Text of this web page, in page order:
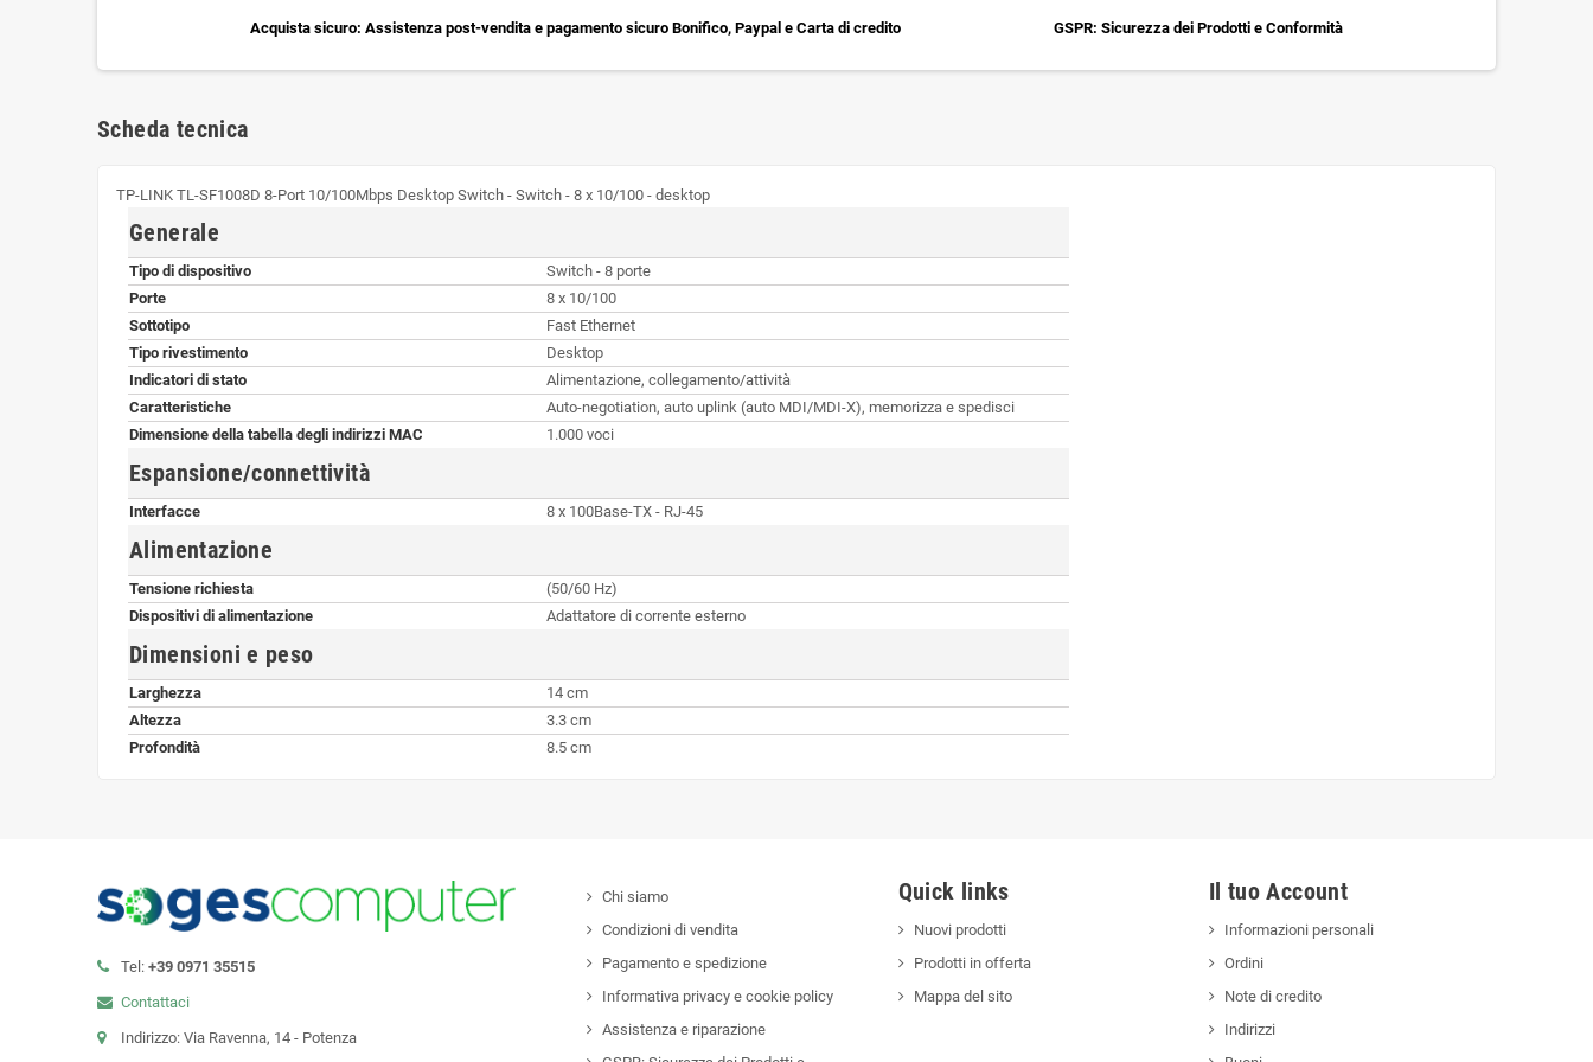
Acquista sicuro: Assistenza post-vendita e pagamento sicuro Bonifico, Paypal e Carta di credito GSPR: Sicurezza dei Prodotti e Conformità
Scheda tecnica
TP-LINK TL-SF1008D 8-Port 10/100Mbps Desktop Switch - Switch - 8 x 10/100 - desktop
Generale
Tipo di dispositivo
Switch - 8 porte
Porte
8 x 10/100
Sottotipo
Fast Ethernet
Tipo rivestimento
Desktop
Indicatori di stato
Alimentazione, collegamento/attività
Caratteristiche
Auto-negotiation, auto uplink (auto MDI/MDI-X), memorizza e spedisci
Dimensione della tabella degli indirizzi MAC
1.000 voci
Espansione/connettività
Interfacce 8 x 100Base-TX - RJ-45
Alimentazione
Tensione richiesta
(50/60 Hz)
Dispositivi di alimentazione
Adattatore di corrente esterno
Dimensioni e peso
Larghezza
14 cm
Altezza
3.3 cm
Profondità
8.5 cm
Tel: +39 0971 35515
Contattaci
Indirizzo: Via Ravenna, 14 - Potenza
Chi siamo
Condizioni di vendita
Pagamento e spedizione
Informativa privacy e cookie policy
Assistenza e riparazione
Quick links
Nuovi prodotti
Prodotti in offerta
Mappa del sito
Il tuo Account
Informazioni personali
Ordini
Note di credito
Indirizzi